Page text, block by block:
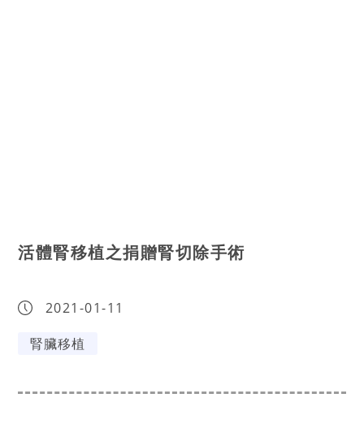
活體腎移植之捐贈腎切除手術
2021-01-11
腎臟移植